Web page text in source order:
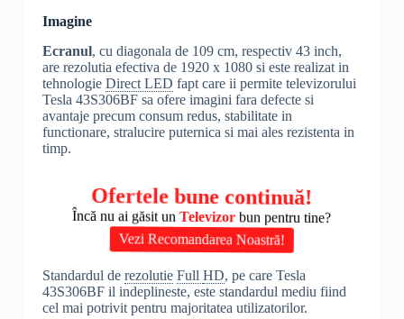
Imagine
Ecranul, cu diagonala de 109 cm, respectiv 43 inch,
are rezolutia efectiva de 1920 x 1080 si este realizat in
tehnologie Direct LED fapt care ii permite televizorului
Tesla 43S306BF sa ofere imagini fara defecte si
avantaje precum consum redus, stabilitate in
functionare, stralucire puternica si mai ales rezistenta in
timp.
Ofertele bune continuă!
Încă nu ai găsit unTelevizorbun pentru tine?
Vezi Recomandarea Noastră!
Standardul de rezolutie Full HD, pe care Tesla
43S306BF il indeplineste, este standardul mediu fiind
cel mai potrivit pentru majoritatea utilizatorilor.